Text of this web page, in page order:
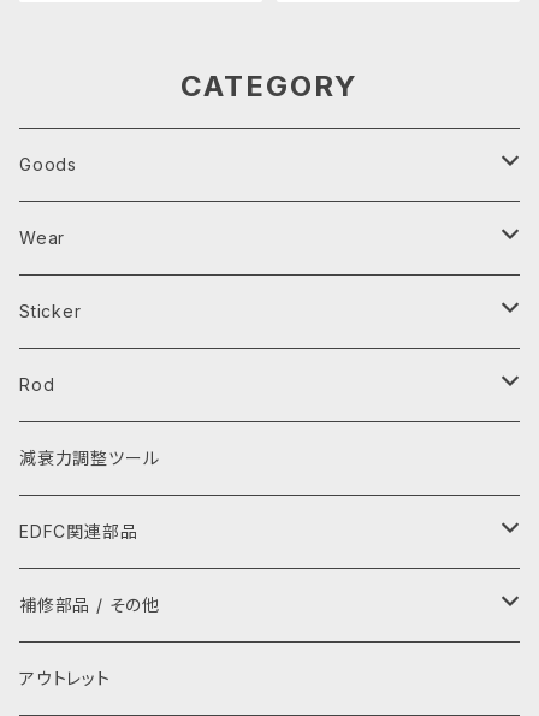
CATEGORY
Goods
Parts Tray
芳香剤
キーホルダー・キーケース
スマホ用品
レイングッズ
ぬいぐるみ
ストラップ
Wear
エプロン
レインウェア
Tシャツ
パーカー
グローブ
キャップ・ハット
Sticker
ステッカー
ワッペン
Rod
タイロッド
ラテラルロッド
減衰力調整ツール
EDFC関連部品
GPSキット
シグナルコンバーター
補修部品 / その他
補修部品
アウトレット